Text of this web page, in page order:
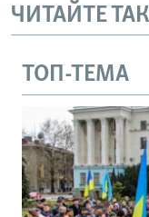
ЧИТАЙТЕ
ТОП-ТЕМА